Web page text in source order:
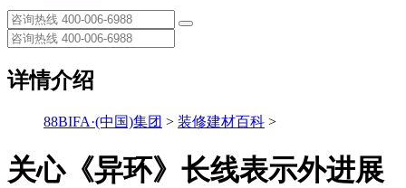
详情介绍
88BIFA·(中国)集团 > 装修建材百科 >
关心《异环》长线表示外进展